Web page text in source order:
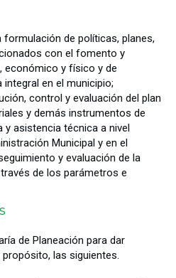
de políticas, planes,
con el fomento y
económico y físico y de
en el municipio;
control y evaluación del plan
y demás instrumentos de
y asistencia técnica a nivel
Municipal y en el
y evaluación de la
de los parámetros e
de Planeación para dar
las siguientes.